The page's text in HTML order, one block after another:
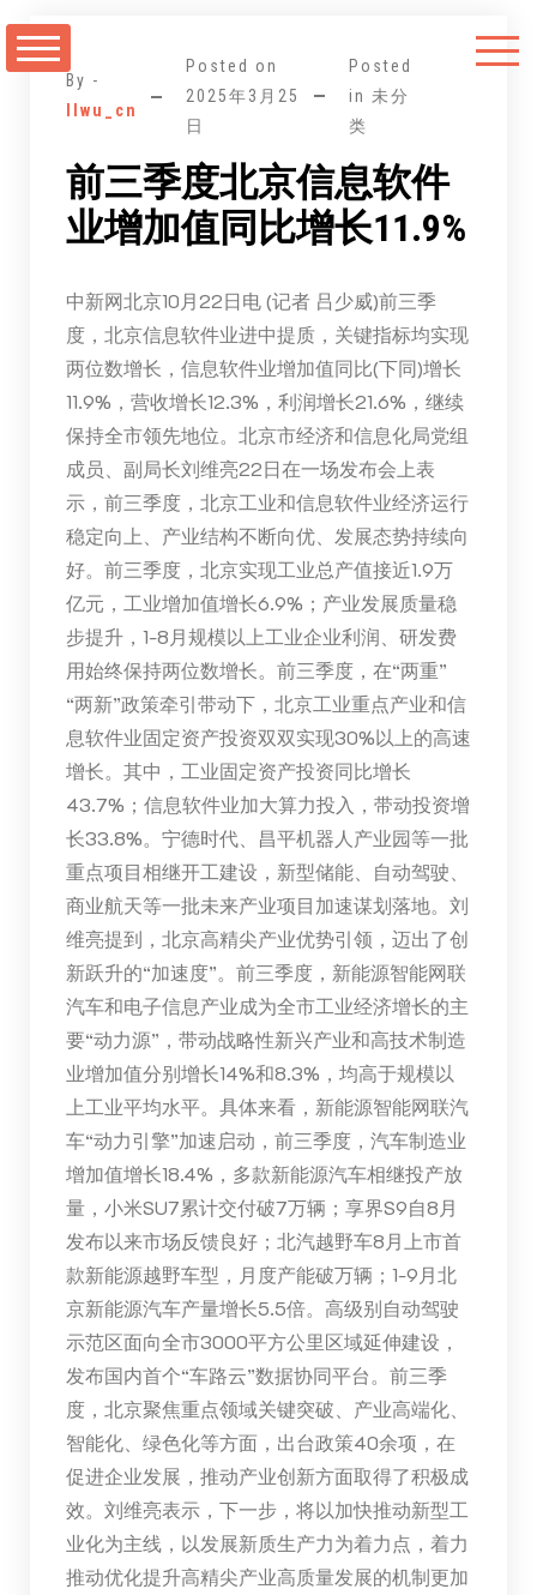
至
By -
llwu_cn
Posted on
2025年3月25
日
Posted
in 未分
类
前三季度北京信息软件
业增加值同比增长11.9%
中新网北京10月22日电 (记者 吕少威)前三季
度，北京信息软件业进中提质，关键指标均实现
两位数增长，信息软件业增加值同比(下同)增长
11.9%，营收增长12.3%，利润增长21.6%，继续
保持全市领先地位。北京市经济和信息化局党组
成员、副局长刘维亮22日在一场发布会上表
示，前三季度，北京工业和信息软件业经济运行
稳定向上、产业结构不断向优、发展态势持续向
好。前三季度，北京实现工业总产值接近1.9万
亿元，工业增加值增长6.9%；产业发展质量稳
步提升，1-8月规模以上工业企业利润、研发费
用始终保持两位数增长。前三季度，在“两重”
“两新”政策牵引带动下，北京工业重点产业和信
息软件业固定资产投资双双实现30%以上的高速
增长。其中，工业固定资产投资同比增长
43.7%；信息软件业加大算力投入，带动投资增
长33.8%。宁德时代、昌平机器人产业园等一批
重点项目相继开工建设，新型储能、自动驾驶、
商业航天等一批未来产业项目加速谋划落地。刘
维亮提到，北京高精尖产业优势引领，迈出了创
新跃升的“加速度”。前三季度，新能源智能网联
汽车和电子信息产业成为全市工业经济增长的主
要“动力源”，带动战略性新兴产业和高技术制造
业增加值分别增长14%和8.3%，均高于规模以
上工业平均水平。具体来看，新能源智能网联汽
车“动力引擎”加速启动，前三季度，汽车制造业
增加值增长18.4%，多款新能源汽车相继投产放
量，小米SU7累计交付破7万辆；享界S9自8月
发布以来市场反馈良好；北汽越野车8月上市首
款新能源越野车型，月度产能破万辆；1-9月北
京新能源汽车产量增长5.5倍。高级别自动驾驶
示范区面向全市3000平方公里区域延伸建设，
发布国内首个“车路云”数据协同平台。前三季
度，北京聚焦重点领域关键突破、产业高端化、
智能化、绿色化等方面，出台政策40余项，在
促进企业发展，推动产业创新方面取得了积极成
效。刘维亮表示，下一步，将以加快推动新型工
业化为主线，以发展新质生产力为着力点，着力
推动优化提升高精尖产业高质量发展的机制更加